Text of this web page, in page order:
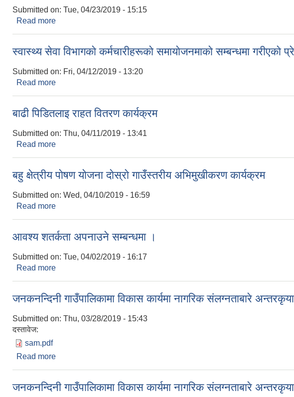
Submitted on: Tue, 04/23/2019 - 15:15
Read more
स्वास्थ्य सेवा विभागकाे कर्मचारीहरूकाे समायाेजनमाकाे सम्बन्धमा गरीएकाे
Submitted on: Fri, 04/12/2019 - 13:20
Read more
बाढी पिडितलाइ राहत वितरण कार्यक्रम
Submitted on: Thu, 04/11/2019 - 13:41
Read more
बहु क्षेत्रीय पाेषण याेजना दाेस्राे गाउँस्तरीय अभिमुखीकरण कार्यक्रम
Submitted on: Wed, 04/10/2019 - 16:59
Read more
आवश्य शतर्कता अपनाउने सम्बन्धमा ।
Submitted on: Tue, 04/02/2019 - 16:17
Read more
जनकनन्दिनी गाउँपालिकामा विकास कार्यमा नागरिक संलग्नताबारे
Submitted on: Thu, 03/28/2019 - 15:43
दस्तावेज:
sam.pdf
Read more
जनकनन्दिनी गाउँपालिकामा विकास कार्यमा नागरिक संलग्नताबारे